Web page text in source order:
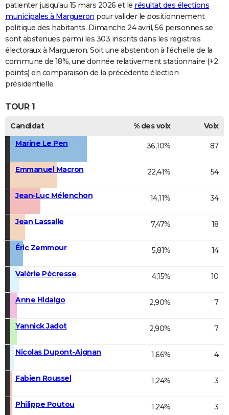
patienter jusqu'au 15 mars 2026 et le résultat des élections
municipales à Margueron pour valider le positionnement
politique des habitants. Dimanche 24 avril, 56 personnes se
sont abstenues parmi les 303 inscrits dans les registres
électoraux à Margueron. Soit une abstention à l'échelle de la
commune de 18%, une donnée relativement stationnaire (+2
points) en comparaison de la précédente élection
présidentielle.
TOUR 1
Candidat % des voix
Voix
Marine Le Pen
36,10% 87
Emmanuel Macron 22,41% 54
Jean-Luc Mélenchon 14,11% 34
Jean Lassalle 7,47% 18
Éric Zemmour 5,81% 14
Valérie Pécresse 4,15% 10
Anne Hidalgo 2,90% 7
Yannick Jadot 2,90% 7
Nicolas Dupont-Aignan 1,66% 4
Fabien Roussel 1,24% 3
Philippe Poutou 1,24% 3